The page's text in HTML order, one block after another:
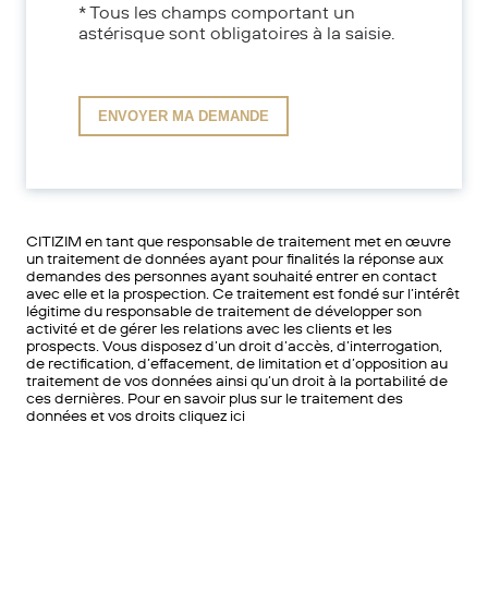
* Tous les champs comportant un
astérisque sont obligatoires à la saisie.
CITIZIM en tant que responsable de traitement met en œuvre
un traitement de données ayant pour finalités la réponse aux
demandes des personnes ayant souhaité entrer en contact
avec elle et la prospection. Ce traitement est fondé sur l’intérêt
légitime du responsable de traitement de développer son
activité et de gérer les relations avec les clients et les
prospects. Vous disposez d’un droit d’accès, d’interrogation,
de rectification, d’effacement, de limitation et d’opposition au
traitement de vos données ainsi qu’un droit à la portabilité de
ces dernières. Pour en savoir plus sur le traitement des
données et vos droits cliquez ici